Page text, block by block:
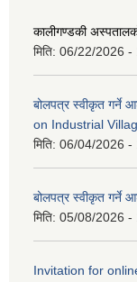
कालीगण्डकी
मिति: 06/22/2026 -
बोलपत्र स्वीकृत
on Industrial
मिति: 06/04/2026 -
बोलपत्र स्वीकृत गर्ने
मिति: 05/08/2026 -
Invitation for